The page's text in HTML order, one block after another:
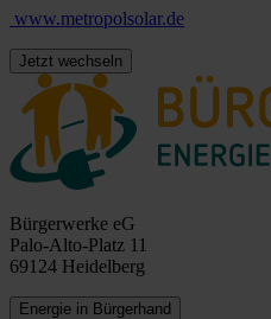
www.metropolsolar.de
Jetzt wechseln
Bürgerwerke eG
Palo-Alto-Platz 11
69124 Heidelberg
Energie in Bürgerhand